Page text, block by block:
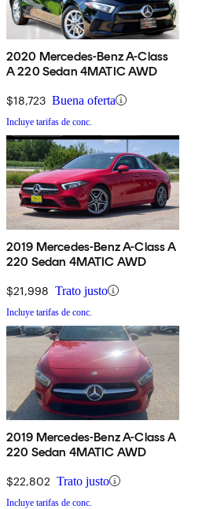
2020 Mercedes-Benz A-Class
A 220 Sedan 4MATIC AWD
$18,723 Buena oferta
Incluye tarifas de conc.
2019 Mercedes-Benz A-Class A
220 Sedan 4MATIC AWD
$21,998 Trato justo
Incluye tarifas de conc.
2019 Mercedes-Benz A-Class A
220 Sedan 4MATIC AWD
$22,802 Trato justo
Incluye tarifas de conc.